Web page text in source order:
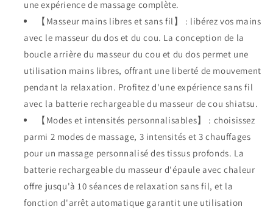
une expérience de massage complète.
【Masseur mains libres et sans fil】 : libérez vos mains
avec le masseur du dos et du cou. La conception de la
boucle arrière du masseur du cou et du dos permet une
utilisation mains libres, offrant une liberté de mouvement
pendant la relaxation. Profitez d'une expérience sans fil
avec la batterie rechargeable du masseur de cou shiatsu.
【Modes et intensités personnalisables】 : choisissez
parmi 2 modes de massage, 3 intensités et 3 chauffages
pour un massage personnalisé des tissus profonds. La
batterie rechargeable du masseur d'épaule avec chaleur
offre jusqu'à 10 séances de relaxation sans fil, et la
fonction d'arrêt automatique garantit une utilisation